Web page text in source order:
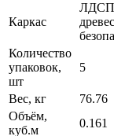
Каркас
ЛДСП
Количество
упаковок,
шт
5
Вес, кг
76.76
Объём,
куб.м
0.161